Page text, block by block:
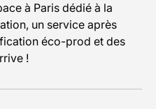
à Paris dédié à la
un service après
éco-prod et des
!